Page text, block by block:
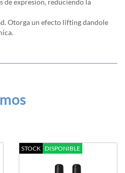
de expresion, reduciendo la
Otorga un efecto lifting dandole
STOCK DISPONIBLE